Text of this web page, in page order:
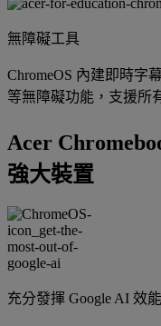
無障礙工具
ChromeOS 內建即時字
等無障礙功能，支援所
Acer
強大裝置
充分發揮 Google AI 效能